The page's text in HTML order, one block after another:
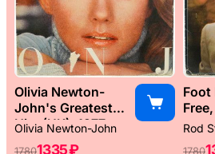
Olivia Newton-
John's Greatest
Hits (UK), 1977
Olivia Newton-John
17801335 ₽
Foot
Rod
1780